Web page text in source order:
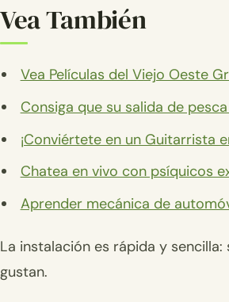
Vea También
Vea Películas del Viejo Oeste
Consiga que su salida de
¡Conviértete en un Guitarrista
Chatea en vivo con psíquicos
Aprender mecánica de
La instalación es rápida y
gustan.